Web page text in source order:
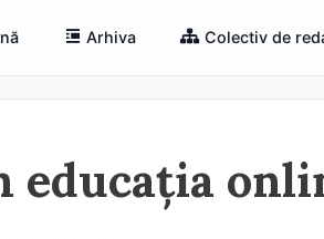
Arhiva Colectiv de
educația